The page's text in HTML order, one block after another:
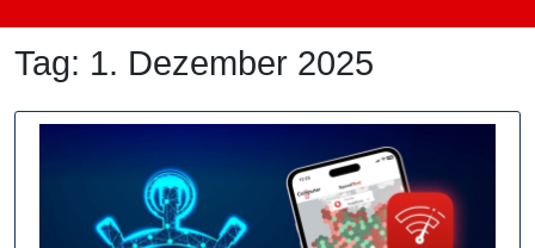
Tag: 1. Dezember 2025